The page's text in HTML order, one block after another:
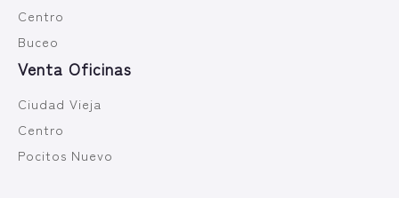
Centro
Buceo
Venta Oficinas
Ciudad Vieja
Centro
Pocitos Nuevo